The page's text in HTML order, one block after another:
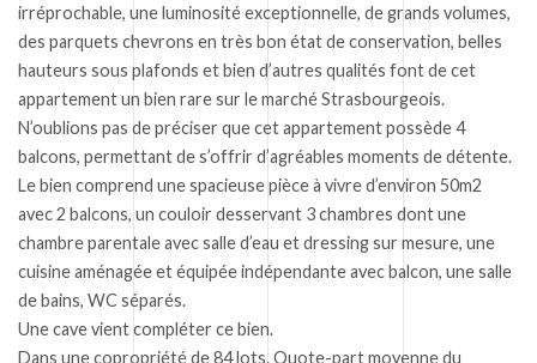
irréprochable, une luminosité exceptionnelle, de grands volumes,
des parquets chevrons en très bon état de conservation, belles
hauteurs sous plafonds et bien d’autres qualités font de cet
appartement un bien rare sur le marché Strasbourgeois.
N’oublions pas de préciser que cet appartement possède 4
balcons, permettant de s’offrir d’agréables moments de détente.
Le bien comprend une spacieuse pièce à vivre d’environ 50m2
avec 2 balcons, un couloir desservant 3 chambres dont une
chambre parentale avec salle d’eau et dressing sur mesure, une
cuisine aménagée et équipée indépendante avec balcon, une salle
de bains, WC séparés.
Une cave vient compléter ce bien.
Dans une copropriété de 84 lots. Quote-part moyenne du